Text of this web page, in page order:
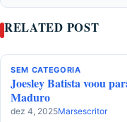
RELATED POST
SEM CATEGORIA
Joesley Batista voou
Maduro
dez 4, 2025Marsescritor